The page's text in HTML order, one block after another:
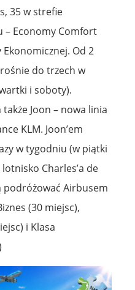
35 w strefie
– Economy Comfort
Od 2
do trzech w
i soboty).
Joon – nowa linia
KLM. Joon’em
w tygodniu (w piątki
Charles’a de
podróżować Airbusem
(30 miejsc),
i Klasa